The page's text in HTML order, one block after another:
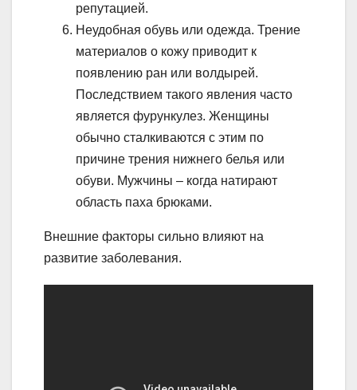
репутацией.
Неудобная обувь или одежда. Трение
материалов о кожу приводит к
появлению ран или волдырей.
Последствием такого явления часто
является фурункулез. Женщины
обычно сталкиваются с этим по
причине трения нижнего белья или
обуви. Мужчины – когда натирают
область паха брюками.
Внешние факторы сильно влияют на
развитие заболевания.